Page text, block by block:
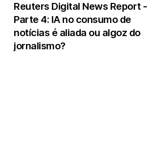
Reuters Digital News Report -
Parte 4: IA no consumo de
notícias é aliada ou algoz do
jornalismo?